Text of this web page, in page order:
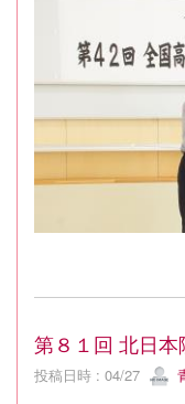
第８１回 北日
投稿日時 : 04/27